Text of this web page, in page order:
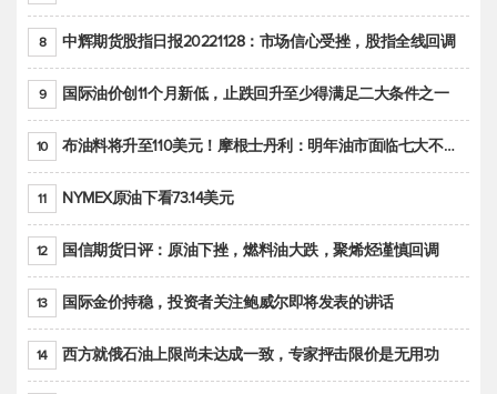
8 中辉期货股指日报20221128：市场信心受挫，股指全线回调
9 国际油价创11个月新低，止跌回升至少得满足二大条件之一
10 布油料将升至110美元！摩根士丹利：明年油市面临七大不确定性
11 NYMEX原油下看73.14美元
12 国信期货日评：原油下挫，燃料油大跌，聚烯烃谨慎回调
13 国际金价持稳，投资者关注鲍威尔即将发表的讲话
14 西方就俄石油上限尚未达成一致，专家抨击限价是无用功